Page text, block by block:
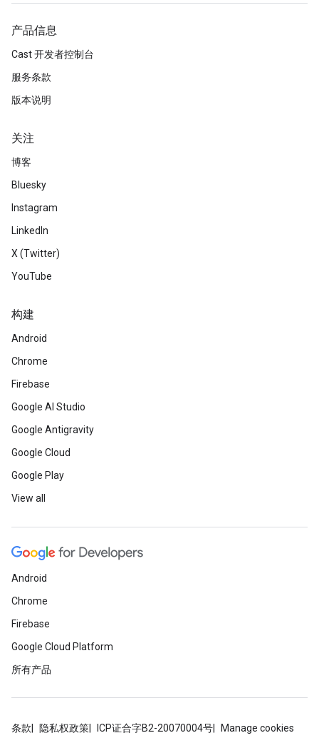
产品信息
Cast 开发者控制台
服务条款
版本说明
关注
博客
Bluesky
Instagram
LinkedIn
X (Twitter)
YouTube
构建
Android
Chrome
Firebase
Google AI Studio
Google Antigravity
Google Cloud
Google Play
View all
Android
Chrome
Firebase
Google Cloud Platform
所有产品
条款 隐私权政策 ICP证合字B2-20070004号 Manage cookies